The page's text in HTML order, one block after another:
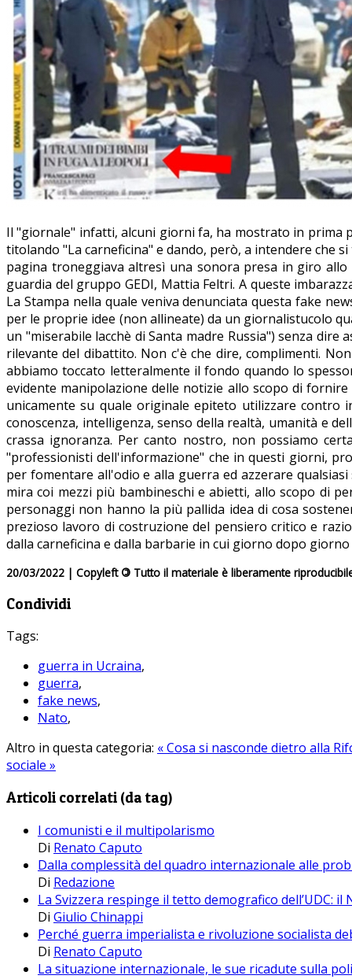
Il "giornale" infatti, alcuni giorni fa, ha mostrato in prima
titolando "La carneficina" e dando, però, a intendere che
pagina troneggiava altresì una sonora presa in giro
guardia del gruppo GEDI, Mattia Feltri. A queste
La Stampa nella quale veniva denunciata questa fake
per le proprie idee (non allineate) da un giornalistucolo
un "miserabile lacchè di Santa madre Russia") senza
rilevante del dibattito. Non c'è che dire, complimenti.
abbiamo toccato letteralmente il fondo quando lo
evidente manipolazione delle notizie allo scopo di
unicamente su quale originale epiteto utilizzare
conoscenza, intelligenza, senso della realtà, umanità e
crassa ignoranza. Per canto nostro, non possiamo
"professionisti dell'informazione" che in questi giorni,
per fomentare all'odio e alla guerra ed azzerare
mira coi mezzi più bambineschi e abietti, allo scopo di
personaggi non hanno la più pallida idea di cosa
prezioso lavoro di costruzione del pensiero critico e
dalla carneficina e dalla barbarie in cui giorno dopo
20/03/2022 | Copyleft © Tutto il materiale è liberamente
Condividi
Tags:
guerra in Ucraina,
guerra,
fake news,
Nato,
Altro in questa categoria: « Cosa si nasconde dietro alla
sociale »
Articoli correlati (da tag)
I comunisti e il multipolarismo
Di Renato Caputo
Dalla complessità del quadro internazionale alle
Di Redazione
La Svizzera respinge il tetto demografico dell’UDC:
Di Giulio Chinappi
Perché guerra imperialista e rivoluzione socialista
Di Renato Caputo
La situazione internazionale, le sue ricadute sulla